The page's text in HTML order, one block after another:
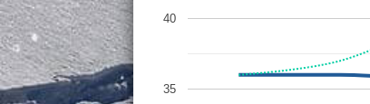
35
40